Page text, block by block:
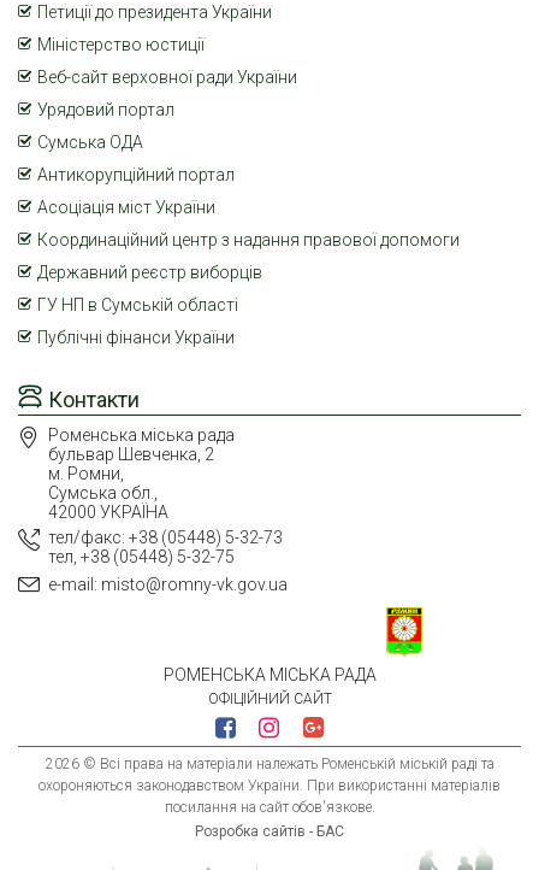
РОМЕНСЬКА МІСЬКА РАДА
ОФІЦІЙНИЙ САЙТ
2026 © Всі права на матеріали належать Роменській міській раді та
охороняються законодавством України. При використанні матеріалів
посилання на сайт обов'язкове.
Розробка сайтів - БАС
Контакти
Роменська міська рада
бульвар Шевченка, 2
м. Ромни,
Сумська обл.,
42000 УКРАЇНА
тел/факс: +38 (05448) 5-32-73
тел, +38 (05448) 5-32-75
e-mail: misto@romny-vk.gov.ua
Петиції до президента України
Міністерство юстиції
Веб-сайт верховної ради України
Урядовий портал
Сумська ОДА
Антикорупційний портал
Асоціація міст України
Координаційний центр з надання правової допомоги
Державний реєстр виборців
ГУ НП в Сумській області
Публічні фінанси України